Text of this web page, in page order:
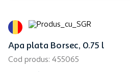
Apa plata Borsec, 0.75 l
Cod produs: 455065